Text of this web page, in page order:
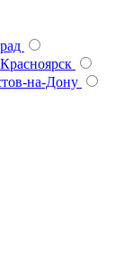
Красноярск
на-Дону